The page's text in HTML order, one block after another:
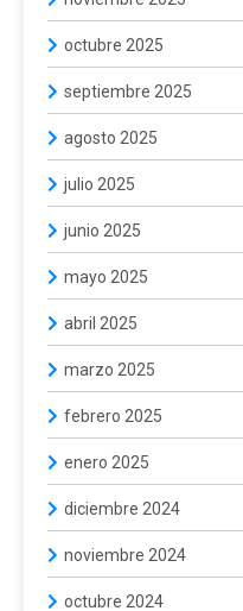
octubre 2025
septiembre 2025
agosto 2025
julio 2025
junio 2025
mayo 2025
abril 2025
marzo 2025
febrero 2025
enero 2025
diciembre 2024
noviembre 2024
octubre 2024